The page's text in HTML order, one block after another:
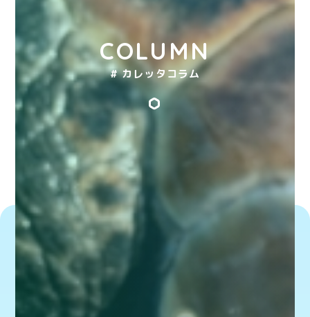
COLUMN
# カレッタコラム